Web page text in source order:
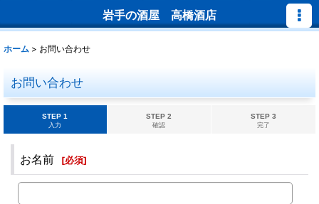
岩手の酒屋 高橋酒店
ホーム > お問い合わせ
お問い合わせ
STEP 1
入力
STEP 2
確認
STEP 3
完了
お名前 [必須]